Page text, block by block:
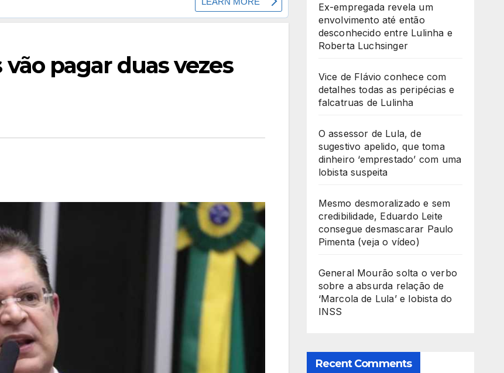
vão pagar duas vezes
Ex-empregada revela um
envolvimento até então
desconhecido entre Lulinha e
Roberta Luchsinger
Vice de Flávio conhece com
detalhes todas as peripécias e
falcatruas de Lulinha
O assessor de Lula, de
sugestivo apelido, que toma
dinheiro ‘emprestado’ com uma
lobista suspeita
Mesmo desmoralizado e sem
credibilidade, Eduardo Leite
consegue desmascarar Paulo
Pimenta (veja o vídeo)
General Mourão solta o verbo
sobre a absurda relação de
‘Marcola de Lula’ e lobista do
INSS
Recent Comments